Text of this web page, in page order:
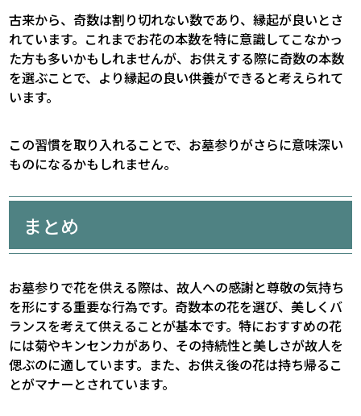
古来から、奇数は割り切れない数であり、縁起が良いとさ
れています。これまでお花の本数を特に意識してこなかっ
た方も多いかもしれませんが、お供えする際に奇数の本数
を選ぶことで、より縁起の良い供養ができると考えられて
います。
この習慣を取り入れることで、お墓参りがさらに意味深い
ものになるかもしれません。
まとめ
お墓参りで花を供える際は、故人への感謝と尊敬の気持ち
を形にする重要な行為です。奇数本の花を選び、美しくバ
ランスを考えて供えることが基本です。特におすすめの花
には菊やキンセンカがあり、その持続性と美しさが故人を
偲ぶのに適しています。また、お供え後の花は持ち帰るこ
とがマナーとされています。